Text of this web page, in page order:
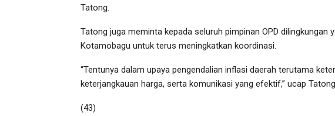
Tatong.
Tatong juga meminta kepada seluruh pimpinan OPD dilingkungan
Kotamobagu untuk terus meningkatkan koordinasi.
“Tentunya dalam upaya pengendalian inflasi daerah terutama
keterjangkauan harga, serta komunikasi yang efektif,” ucap
(43)